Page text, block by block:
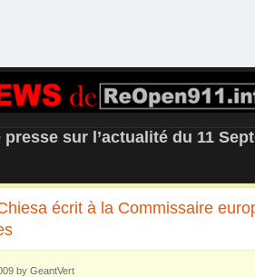
– NEWS
presse sur l’actualité du 11
écrit à la Commissaire
by GeantVert